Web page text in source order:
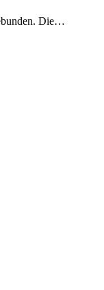
Die…